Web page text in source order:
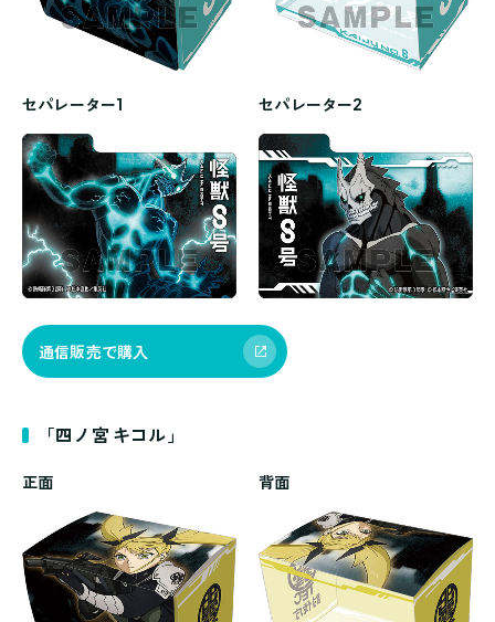
セパレーター1 セパレーター2
通信販売で購入
「四ノ宮 キコル」
正面 背面